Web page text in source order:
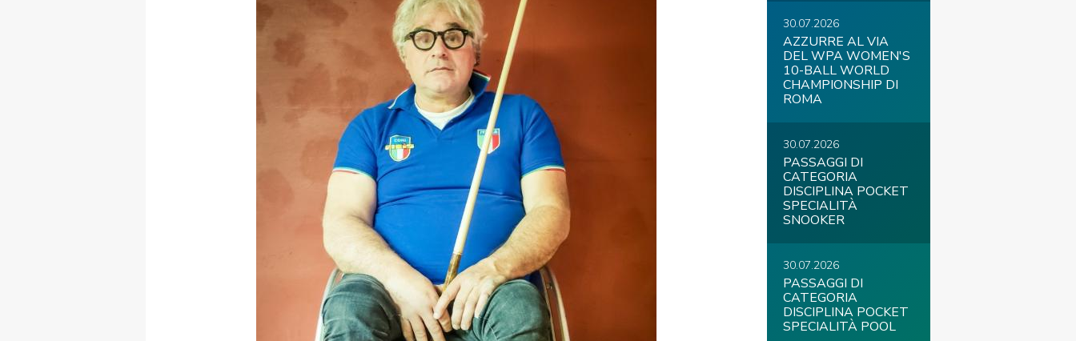
Cerca Mappa del Sito Feed rss Link Federazione Trasparente
30.07.2026
AZZURRE AL VIA
DEL WPA WOMEN'S
10-BALL WORLD
CHAMPIONSHIP DI
ROMA
30.07.2026
PASSAGGI DI
CATEGORIA
DISCIPLINA POCKET
SPECIALITÀ
SNOOKER
30.07.2026
PASSAGGI DI
CATEGORIA
DISCIPLINA POCKET
SPECIALITÀ POOL